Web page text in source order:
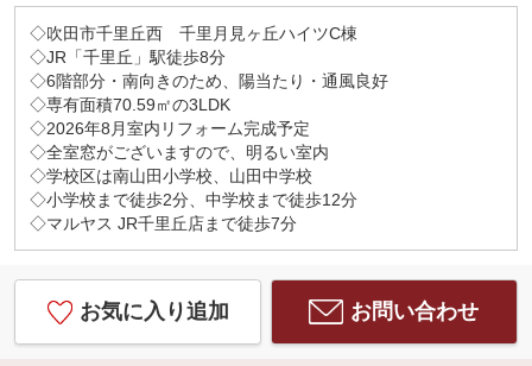
◇吹田市千里丘西 千里月見ヶ丘ハイツC棟
◇JR「千里丘」駅徒歩8分
◇6階部分・南向きのため、陽当たり・通風良好
◇専有面積70.59㎡の3LDK
◇2026年8月室内リフォーム完成予定
◇全室窓がございますので、明るい室内
◇学校区は南山田小学校、山田中学校
◇小学校まで徒歩2分、中学校まで徒歩12分
◇マルヤス JR千里丘店まで徒歩7分
お気に入り追加 お問い合わせ